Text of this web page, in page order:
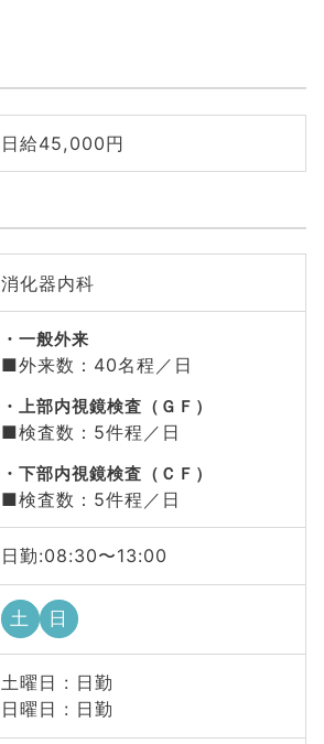
日給45,000円
消化器内科
一般外来
■外来数：40名程／日
上部内視鏡検査（ＧＦ）
■検査数：5件程／日
下部内視鏡検査（ＣＦ）
■検査数：5件程／日
日勤:08:30〜13:00
土 日
土曜日 : 日勤
日曜日 : 日勤